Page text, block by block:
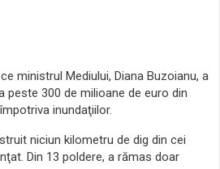
ministrul Mediului, Diana Buzoianu, a
peste 300 de milioane de euro din
inundaţiilor.
niciun kilometru de dig din cei
Din 13 poldere, a rămas doar